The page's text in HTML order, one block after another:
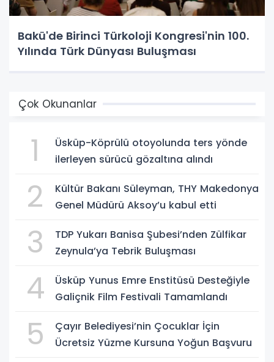
Bakü'de Birinci Türkoloji Kongresi'nin 100.
Yılında Türk Dünyası Buluşması
Çok Okunanlar
1
Üsküp-Köprülü otoyolunda ters yönde
ilerleyen sürücü gözaltına alındı
2
Kültür Bakanı Süleyman, THY Makedonya
Genel Müdürü Aksoy’u kabul etti
3
TDP Yukarı Banisa Şubesi’nden Zülfikar
Zeynula’ya Tebrik Buluşması
4
Üsküp Yunus Emre Enstitüsü Desteğiyle
Galiçnik Film Festivali Tamamlandı
5
Çayır Belediyesi’nin Çocuklar İçin
Ücretsiz Yüzme Kursuna Yoğun Başvuru